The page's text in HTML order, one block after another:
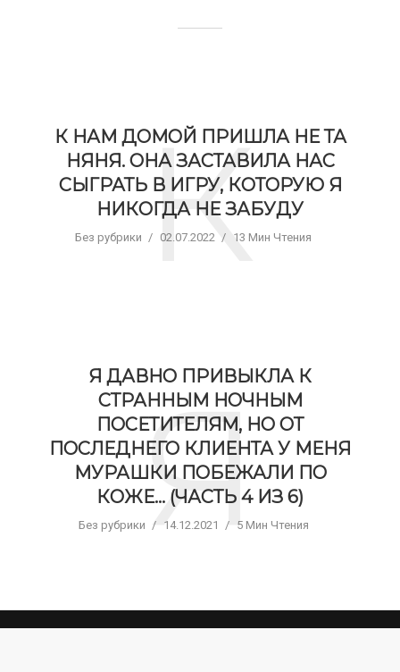
К НАМ ДОМОЙ ПРИШЛА НЕ ТА
НЯНЯ. ОНА ЗАСТАВИЛА НАС
СЫГРАТЬ В ИГРУ, КОТОРУЮ Я
НИКОГДА НЕ ЗАБУДУ
Без рубрики 02.07.2022 13 Мин Чтения
К
Я ДАВНО ПРИВЫКЛА К
СТРАННЫМ НОЧНЫМ
ПОСЕТИТЕЛЯМ, НО ОТ
ПОСЛЕДНЕГО КЛИЕНТА У МЕНЯ
МУРАШКИ ПОБЕЖАЛИ ПО
КОЖЕ… (ЧАСТЬ 4 ИЗ 6)
Без рубрики 14.12.2021 5 Мин Чтения
Я